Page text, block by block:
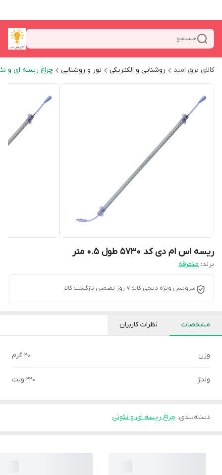
جستجو
کالای برق امید روشنایی و الکتریکی نور و روشنایی چراغ ریسه ای و
ریسه اس ام دی کد 5730 طول 0.5 متر
برند: متفرقه
سرویس ویژه دیجی کالا: 7 روز تضمین بازگشت کالا
مشخصات نظرات کاربران
وزن 20 گرم
ولتاژ 220 ولت
دسته‌بندی: چراغ ریسه ای و نئونی